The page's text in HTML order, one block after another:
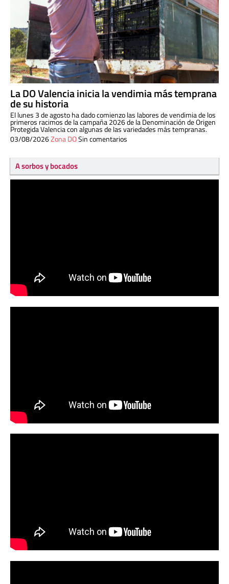
La DO Valencia inicia la vendimia más temprana
de su historia
El lunes 3 de agosto ha dado comienzo las labores de vendimia de los
primeros racimos de la campaña 2026 de la Denominación de Origen
Protegida Valencia con algunas de las variedades más tempranas.
03/08/2026Zona DOSin comentarios
A sorbos y bocados